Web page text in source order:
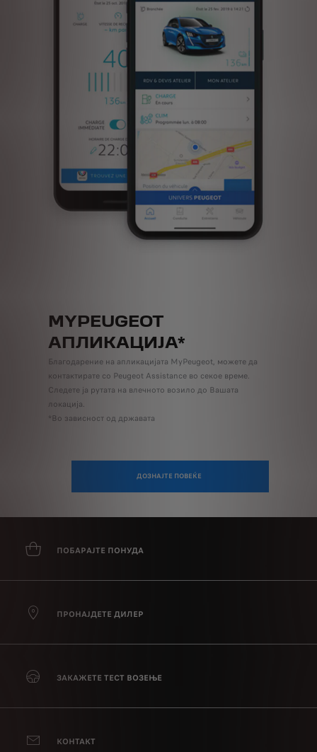
MYPEUGEOT
АПЛИКАЦИЈА*
Благодарение на апликацијата MyPeugeot, можете да
контактирате со Peugeot Assistance во секое време.
Следете ја рутата на влечното возило до Вашата
локација.
*Во зависност од државата
ДОЗНАЈТЕ ПОВЕЌЕ
ПОБАРАЈТЕ ПОНУДА
ПРОНАЈДЕТЕ ДИЛЕР
ЗАКАЖЕТЕ ТЕСТ ВОЗЕЊЕ
КОНТАКТ